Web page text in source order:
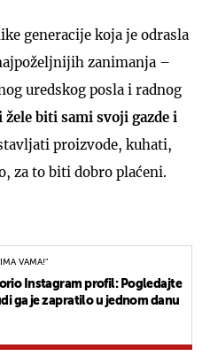
generacije koja je odrasla
zanimanja –
uredskog posla i radnog
žele biti sami svoji gazde i
proizvode, kuhati,
za to biti dobro plaćeni.
VAMA!"
Instagram profil: Pogledajte
ga je zapratilo u jednom danu